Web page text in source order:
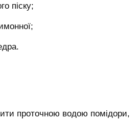
піску;
проточною водою помідори,